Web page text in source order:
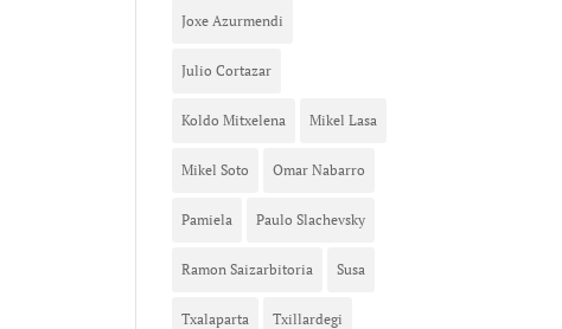
Joxe Azurmendi
Julio Cortazar
Koldo Mitxelena Mikel Lasa
Mikel Soto Omar Nabarro
Pamiela Paulo Slachevsky
Ramon Saizarbitoria Susa
Txalaparta Txillardegi